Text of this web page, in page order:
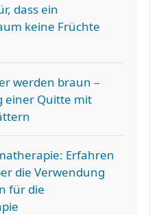
dass ein
keine Früchte
werden braun –
einer Quitte mit
Erfahren
die Verwendung
für die